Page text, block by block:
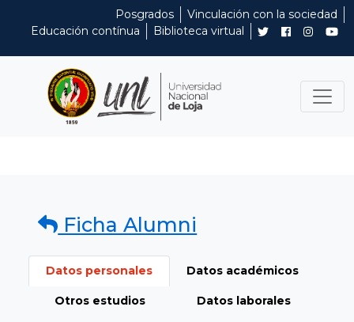
Posgrados
Vinculación con la sociedad
Educación contínua
Biblioteca virtual
Ficha Alumni
Datos personales Datos académicos
Otros estudios Datos laborales